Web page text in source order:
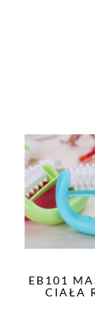
EB101
CIAŁA